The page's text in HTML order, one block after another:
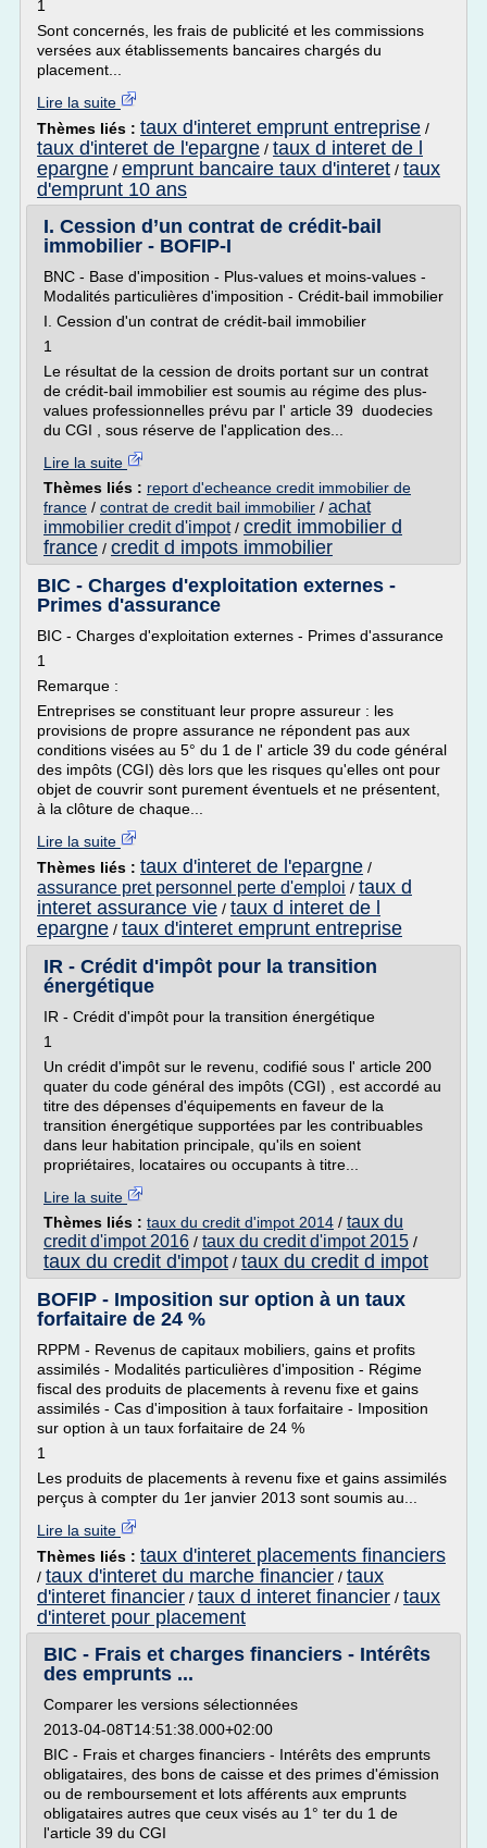
1
Sont concernés, les frais de publicité et les commissions
versées aux établissements bancaires chargés du
placement...
Lire la suite
Thèmes liés : taux d'interet emprunt entreprise /
taux d'interet de l'epargne / taux d interet de l
epargne / emprunt bancaire taux d'interet / taux
d'emprunt 10 ans
I. Cession d’un contrat de crédit-bail
immobilier - BOFIP-I
BNC - Base d'imposition - Plus-values et moins-values -
Modalités particulières d'imposition - Crédit-bail immobilier
I. Cession d'un contrat de crédit-bail immobilier
1
Le résultat de la cession de droits portant sur un contrat
de crédit-bail immobilier est soumis au régime des plus-
values professionnelles prévu par l' article 39 duodecies
du CGI , sous réserve de l'application des...
Lire la suite
Thèmes liés : report d'echeance credit immobilier de
france / contrat de credit bail immobilier / achat
immobilier credit d'impot/ credit immobilier d
france / credit d impots immobilier
BIC - Charges d'exploitation externes -
Primes d'assurance
BIC - Charges d'exploitation externes - Primes d'assurance
1
Remarque :
Entreprises se constituant leur propre assureur : les
provisions de propre assurance ne répondent pas aux
conditions visées au 5° du 1 de l' article 39 du code général
des impôts (CGI) dès lors que les risques qu'elles ont pour
objet de couvrir sont purement éventuels et ne présentent,
à la clôture de chaque...
Lire la suite
Thèmes liés : taux d'interet de l'epargne /
assurance pret personnel perte d'emploi / taux d
interet assurance vie / taux d interet de l
epargne / taux d'interet emprunt entreprise
IR - Crédit d'impôt pour la transition
énergétique
IR - Crédit d'impôt pour la transition énergétique
1
Un crédit d'impôt sur le revenu, codifié sous l' article 200
quater du code général des impôts (CGI) , est accordé au
titre des dépenses d'équipements en faveur de la
transition énergétique supportées par les contribuables
dans leur habitation principale, qu'ils en soient
propriétaires, locataires ou occupants à titre...
Lire la suite
Thèmes liés : taux du credit d'impot 2014 / taux du
credit d'impot 2016 / taux du credit d'impot 2015 /
taux du credit d'impot / taux du credit d impot
BOFIP - Imposition sur option à un taux
forfaitaire de 24 %
RPPM - Revenus de capitaux mobiliers, gains et profits
assimilés - Modalités particulières d'imposition - Régime
fiscal des produits de placements à revenu fixe et gains
assimilés - Cas d'imposition à taux forfaitaire - Imposition
sur option à un taux forfaitaire de 24 %
1
Les produits de placements à revenu fixe et gains assimilés
perçus à compter du 1er janvier 2013 sont soumis au...
Lire la suite
Thèmes liés : taux d'interet placements financiers
/ taux d'interet du marche financier / taux
d'interet financier / taux d interet financier / taux
d'interet pour placement
BIC - Frais et charges financiers - Intérêts
des emprunts ...
Comparer les versions sélectionnées
2013-04-08T14:51:38.000+02:00
BIC - Frais et charges financiers - Intérêts des emprunts
obligataires, des bons de caisse et des primes d'émission
ou de remboursement et lots afférents aux emprunts
obligataires autres que ceux visés au 1° ter du 1 de
l'article 39 du CGI